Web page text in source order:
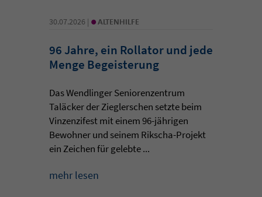
30.07.2026 | • ALTENHILFE
96 Jahre, ein Rollator und jede
Menge Begeisterung
Das Wendlinger Seniorenzentrum
Taläcker der Zieglerschen setzte beim
Vinzenzifest mit einem 96-jährigen
Bewohner und seinem Rikscha-Projekt
ein Zeichen für gelebte ...
mehr lesen